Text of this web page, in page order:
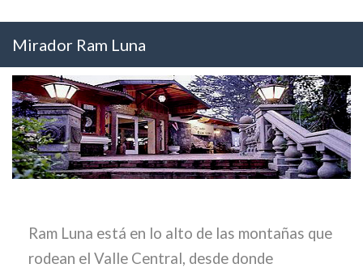
Mirador Ram Luna
Ram Luna está en lo alto de las montañas que
rodean el Valle Central, desde donde